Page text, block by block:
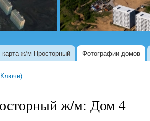
карта ж/м Просторный Фотографии домов
ж/м: Дом 4